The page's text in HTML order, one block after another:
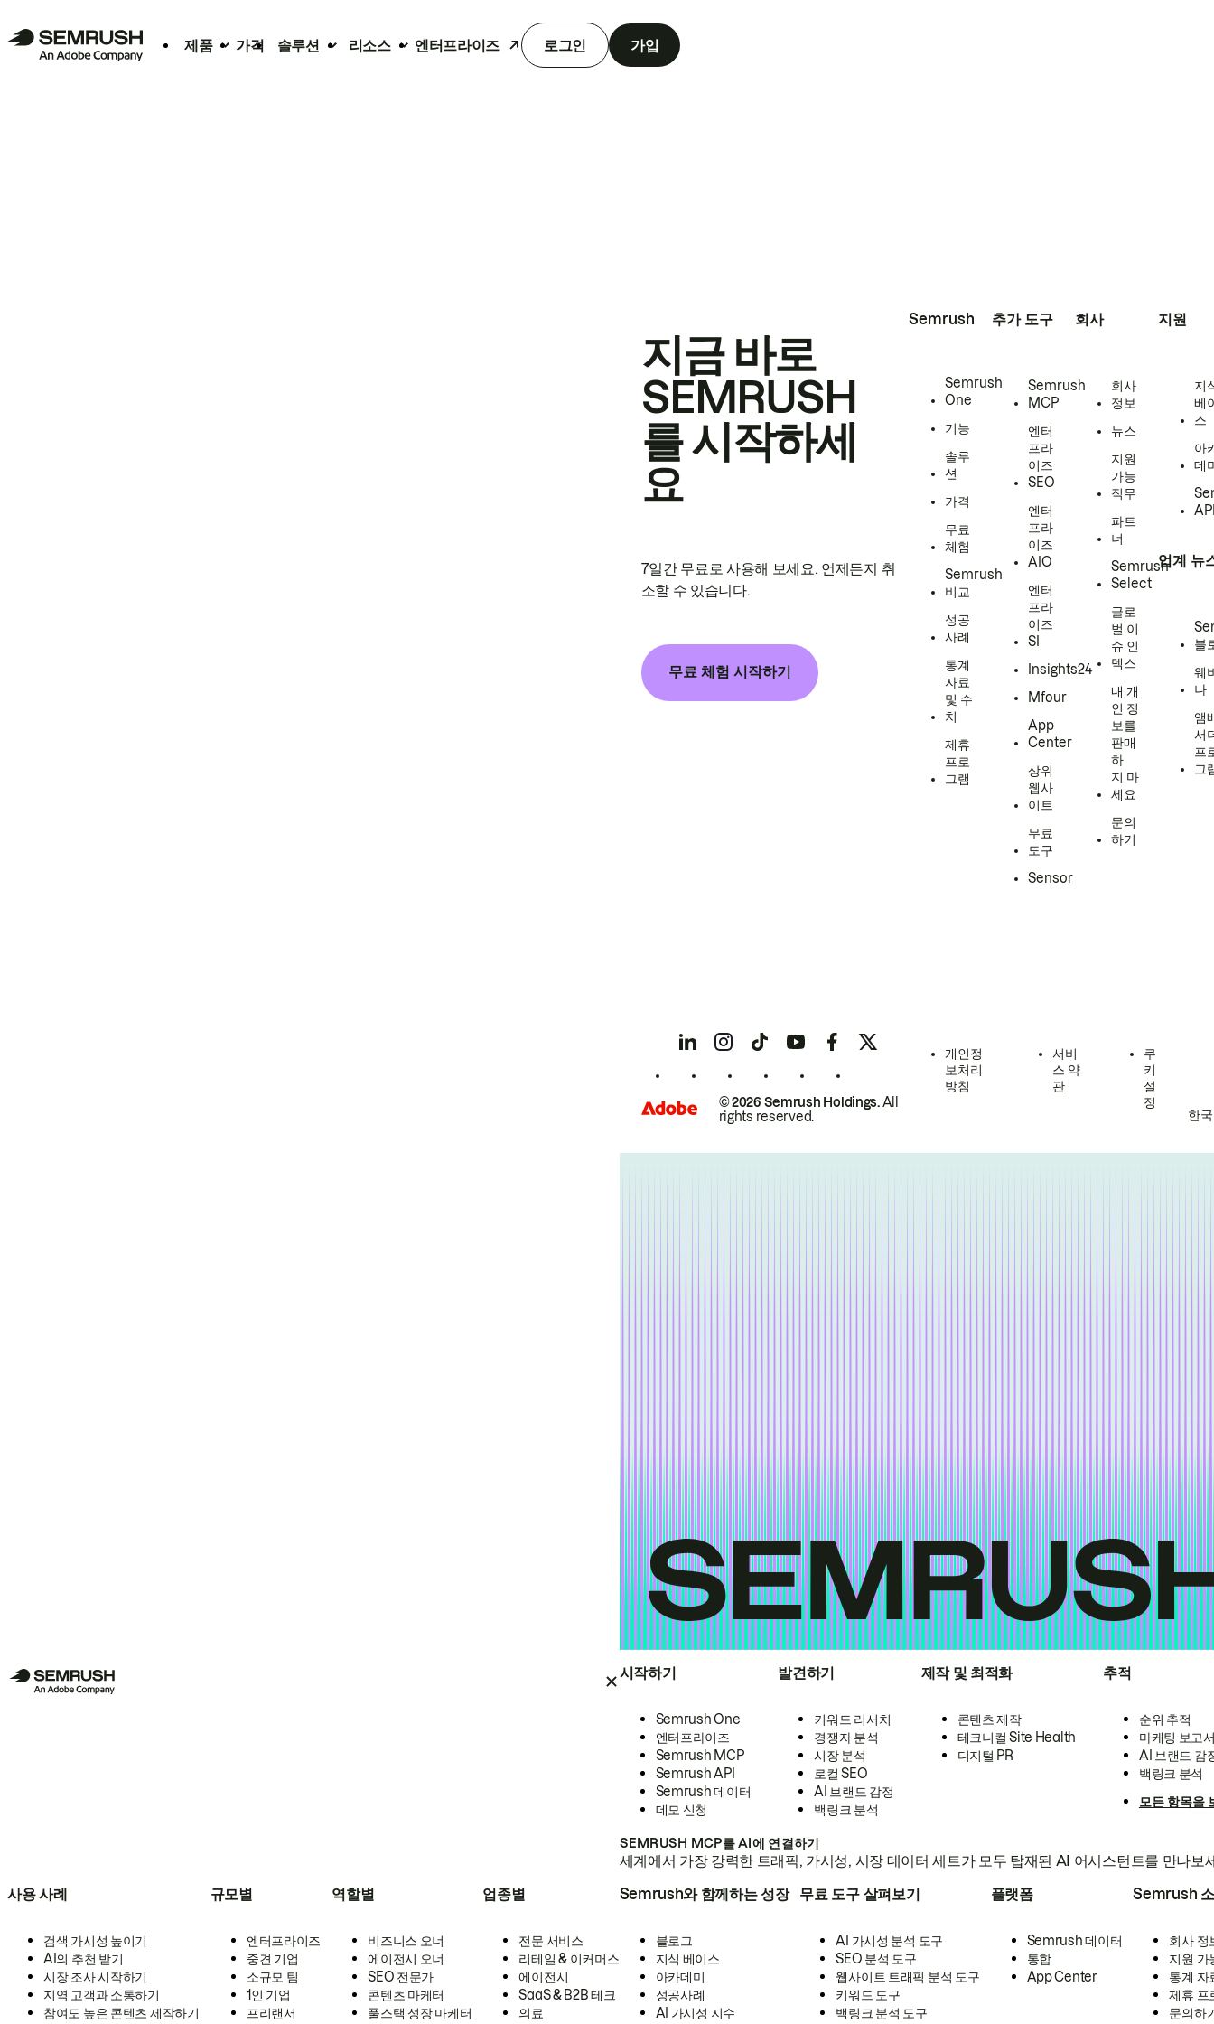
제품 가격 솔루션 리소스 엔터프라이즈 로그인 가입
시작하기
Semrush One
엔터프라이즈
Semrush MCP
Semrush API
Semrush 데이터
데모 신청
발견하기
키워드 리서치
경쟁자 분석
시장 분석
로컬 SEO
AI 브랜드 감정
백링크 분석
제작 및 최적화
콘텐츠 제작
테크니컬 Site Health
디지털 PR
추적
순위 추적
마케팅 보고
AI 브랜드 감
백링크 분석
모든 항목을
SEMRUSH MCP를 AI에 연결하기
세계에서 가장 강력한 트래픽, 가시성, 시장 데이터 세트가 모두 탑재된 AI 어시스턴트를 만나보
사용 사례
검색 가시성 높이기
AI의 추천 받기
시장 조사 시작하기
지역 고객과 소통하기
참여도 높은 콘텐츠 제작하기
규모별
엔터프라이즈
중견 기업
소규모 팀
1인 기업
프리랜서
역할별
비즈니스 오너
에이전시 오너
SEO 전문가
콘텐츠 마케터
풀스택 성장 마케터
업종별
전문 서비스
리테일 & 이커머스
에이전시
SaaS & B2B 테크
의료
Semrush와 함께하는 성장
블로그
지식 베이스
아카데미
성공사례
AI 가시성 지수
무료 도구 살펴보기
AI 가시성 분석 도구
SEO 분석 도구
웹사이트 트래픽 분석 도구
키워드 도구
백링크 분석 도구
플랫폼
Semrush 데이터
통합
App Center
Semrush
회사 정
지원 가
통계 자
제휴 프
문의하
지금 바로
SEMRUSH
를 시작하세
요
7일간 무료로 사용해 보세요. 언제든지 취
소할 수 있습니다.
무료 체험 시작하기
Semrush
Semrush
One
기능
솔루
션
가격
무료
체험
Semrush
비교
성공
사례
통계
자료
및 수
치
제휴
프로
그램
추가 도구
Semrush
MCP
엔터
프라
이즈
SEO
엔터
프라
이즈
AIO
엔터
프라
이즈
SI
Insights24
Mfour
App
Center
상위
웹사
이트
무료
도구
Sensor
회사
회사
정보
뉴스
지원
가능
직무
파트
너
Semrush
Select
글로
벌 이
슈 인
덱스
내 개
인 정
보를
판매
하
지 마
세요
문의
하기
지원
지
베
스
아
데
업계 뉴
블
웨
나
앰
서
프
그
© 2026 Semrush Holdings.All
rights reserved.
개인정
보처리
방침
서비
스 약
관
쿠
키
설
정
한